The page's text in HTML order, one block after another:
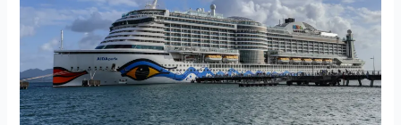
nach
Barbados